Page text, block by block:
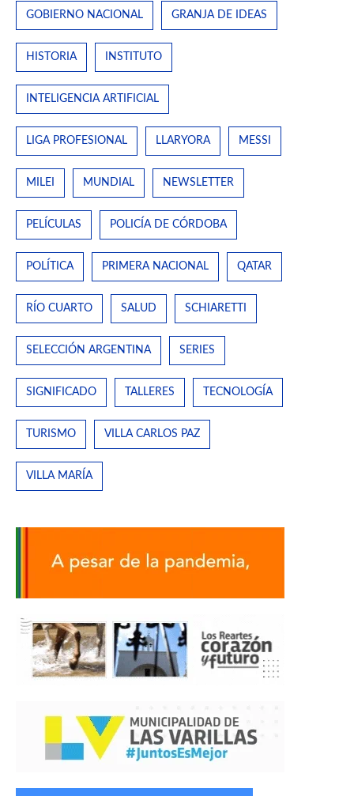
GOBIERNO NACIONAL GRANJA DE IDEAS
HISTORIA INSTITUTO
INTELIGENCIA ARTIFICIAL
LIGA PROFESIONAL LLARYORA MESSI
MILEI MUNDIAL NEWSLETTER
PELÍCULAS POLICÍA DE CÓRDOBA
POLÍTICA PRIMERA NACIONAL QATAR
RÍO CUARTO SALUD SCHIARETTI
SELECCIÓN ARGENTINA SERIES
SIGNIFICADO TALLERES TECNOLOGÍA
TURISMO VILLA CARLOS PAZ
VILLA MARÍA